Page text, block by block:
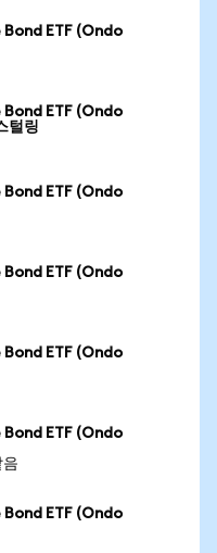
ETF (Ondo
ETF (Ondo
털링
ETF (Ondo
ETF (Ondo
ETF (Ondo
ETF (Ondo
ETF (Ondo